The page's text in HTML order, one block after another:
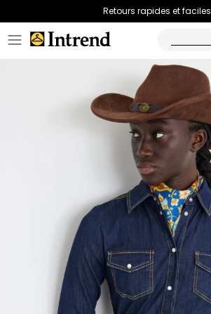
Retours rapides et faciles